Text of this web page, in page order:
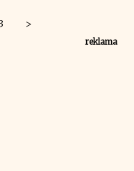
>
reklama